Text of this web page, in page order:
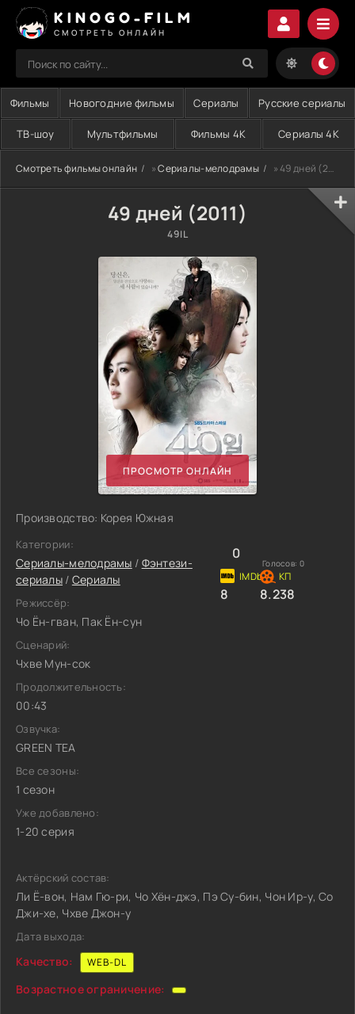
KINOGO-FILM
СМОТРЕТЬ ОНЛАЙН
Фильмы Новогодние фильмы Сериалы Русские сериалы
ТВ-шоу Мультфильмы Фильмы 4K Сериалы 4K
Смотреть фильмы онлайн »Сериалы-мелодрамы » 49 дней (2011)
49 дней (2011)
49IL
ПРОСМОТР ОНЛАЙН
Производство: Корея Южная
Категории:
Сериалы-мелодрамы / Фэнтези-
сериалы/ Сериалы
Режиссёр:
Чо Ён-гван, Пак Ён-сун
Сценарий:
Чхве Мун-сок
Продолжительность:
00:43
Озвучка:
GREEN TEA
Все сезоны:
1 сезон
Уже добавлено:
1-20 серия
0
Голосов: 0
8 8.238
Актёрский состав:
Ли Ё-вон, Нам Гю-ри, Чо Хён-джэ, Пэ Су-бин, Чон Ир-у, Со
Джи-хе, Чхве Джон-у
Дата выхода:
Качество: WEB-DL
Возрастное ограничение: